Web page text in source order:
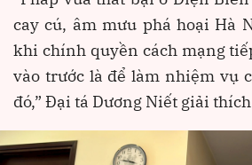
cay cú, âm mưu phá hoại Hà
khi chính quyền cách mạng
vào trước là để làm nhiệm vụ
đó,” Đại tá Dương Niết giải